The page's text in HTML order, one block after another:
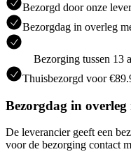
Bezorgd door onze
Bezorgdag in overleg
Bezorging tussen 13
Thuisbezorgd voor
Bezorgdag in overleg
De leverancier geeft een
voor de bezorging contact